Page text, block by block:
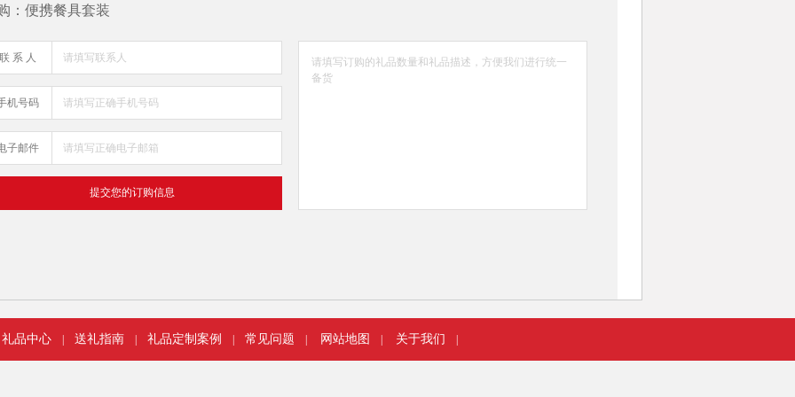
：便携餐具套装
联 系 人
机号码
子邮件
礼品中心 送礼指南 礼品定制案例 常见问题 网站地图 关于我们